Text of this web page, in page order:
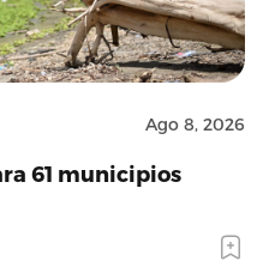
Ago 8, 2026
61 municipios